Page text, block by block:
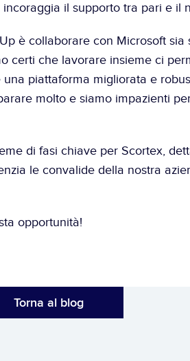
il supporto tra pari e il
è collaborare con Microsoft sia
certi che lavorare insieme ci
piattaforma migliorata e
molto e siamo impazienti
di fasi chiave per Scortex,
le convalide della nostra
opportunità!
Torna al blog